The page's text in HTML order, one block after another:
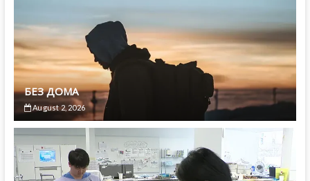
БЕЗ ДОМА
August 2, 2026